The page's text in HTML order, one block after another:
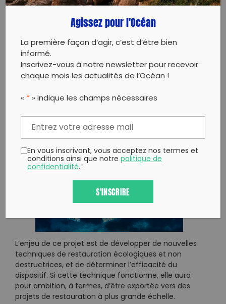
tapis en fibre de coco, puis à des gabions remplis de
leur site d’expérimentation, à 23m de profondeur.
Ces gabions forment des bases robustes et
stabilisent les racines des plantes. Six structures sont
ainsi formées et réparties sur des sites de 20m², et
l’évolution des posidonies. Les résultats de
seront présentés dans deux ans, à l’automne 2026.
L’enjeu de ce projet est de développer de nouvelles
techniques de restauration écologiques et non
destructrices, et de déterminer l’efficacité du
dispositif. Si cette technique fonctionne, elle aura
pour ambition, à termes, d’être exportée vers des
projets de restauration à plus grande échelle.
Agissez pour l'Océan
La première façon d’agir, c’est d’être bien
informé.
Inscrivez-vous à notre newsletter pour recevoir
chaque mois les actualités de l’Océan !
« * » indique les champs nécessaires
En vous inscrivant, vous acceptez nos termes et
conditions ainsi que notrepolitique de
confidentialité.*
S'INSCRIRE